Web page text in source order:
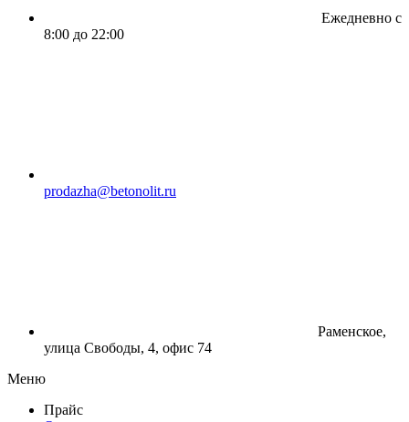
Ежедневно с
8:00 до 22:00
prodazha@betonolit.ru
Раменское,
улица Свободы, 4, офис 74
Меню
Прайс